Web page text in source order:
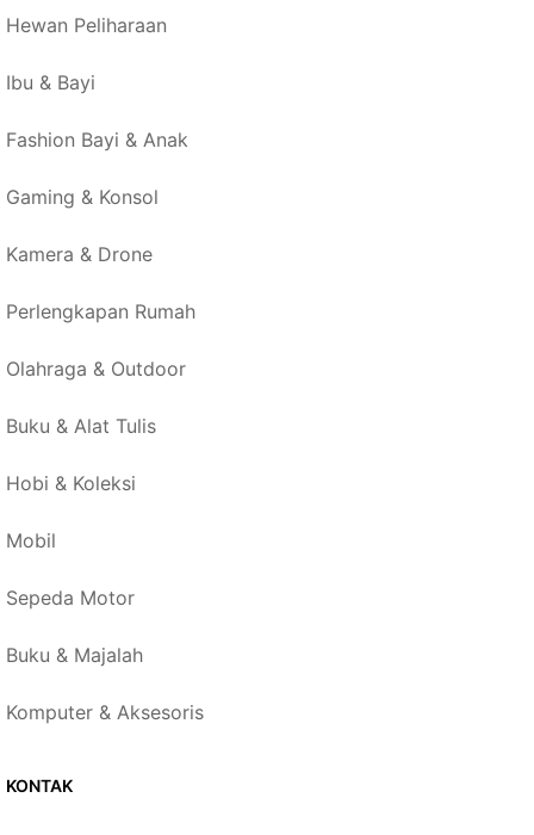
Hewan Peliharaan
Ibu & Bayi
Fashion Bayi & Anak
Gaming & Konsol
Kamera & Drone
Perlengkapan Rumah
Olahraga & Outdoor
Buku & Alat Tulis
Hobi & Koleksi
Mobil
Sepeda Motor
Buku & Majalah
Komputer & Aksesoris
KONTAK